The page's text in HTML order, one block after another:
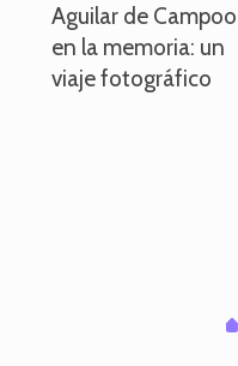
Aguilar de Campoo
en la memoria: un
viaje fotográfico
0